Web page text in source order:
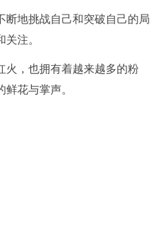
断地挑战自己和突破自己的局
注。
火，也拥有着越来越多的粉
花与掌声。